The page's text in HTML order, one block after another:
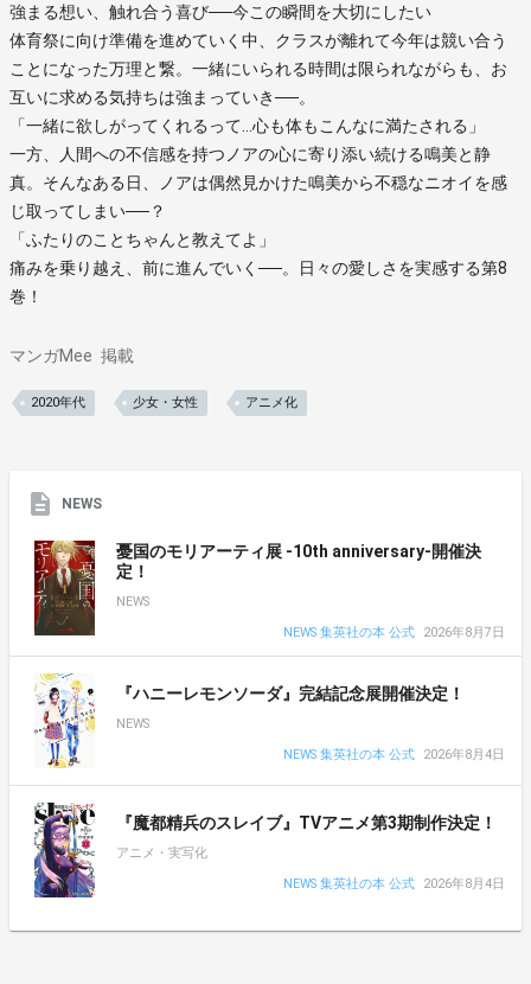
強まる想い、触れ合う喜び──今この瞬間を大切にしたい
体育祭に向け準備を進めていく中、クラスが離れて今年は競い合う
ことになった万理と繋。一緒にいられる時間は限られながらも、お
互いに求める気持ちは強まっていき──。
「一緒に欲しがってくれるって…心も体もこんなに満たされる」
一方、人間への不信感を持つノアの心に寄り添い続ける鳴美と静
真。そんなある日、ノアは偶然見かけた鳴美から不穏なニオイを感
じ取ってしまい──？
「ふたりのことちゃんと教えてよ」
痛みを乗り越え、前に進んでいく──。日々の愛しさを実感する第8
巻！
マンガMee 掲載
2020年代 少女・女性 アニメ化
NEWS
憂国のモリアーティ展 -10th anniversary-開催決
定！
NEWS
NEWS 集英社の本 公式
2026年8月7日
『ハニーレモンソーダ』完結記念展開催決定！
NEWS
NEWS 集英社の本 公式
2026年8月4日
『魔都精兵のスレイブ』TVアニメ第3期制作決定！
アニメ・実写化
NEWS 集英社の本 公式
2026年8月4日